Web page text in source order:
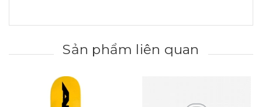
Sản phẩm liên quan